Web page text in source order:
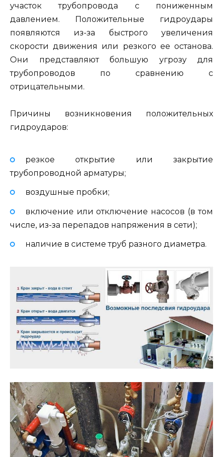
участок трубопровода с пониженным
давлением. Положительные гидроудары
появляются из-за быстрого увеличения
скорости движения или резкого ее останова.
Они представляют большую угрозу для
трубопроводов по сравнению с
отрицательными.
Причины возникновения положительных
гидроударов:
резкое открытие или закрытие
трубопроводной арматуры;
воздушные пробки;
включение или отключение насосов (в том
числе, из-за перепадов напряжения в сети);
наличие в системе труб разного диаметра.